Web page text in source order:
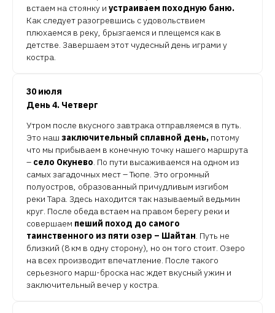
встаем на стоянку и устраиваем походную баню.
Как следует разогревшись с удовольствием
плюхаемся в реку, брызгаемся и плещемся как в
детстве. Завершаем этот чудесный день играми у
костра.
30 июля
День 4. Четверг
Утром после вкусного завтрака отправляемся в путь.
Это наш заключительный сплавной день, потому
что мы прибываем в конечную точку нашего маршрута
– село Окунево. По пути высаживаемся на одном из
самых загадочных мест – Тюпе. Это огромный
полуостров, образованный причудливым изгибом
реки Тара. Здесь находится так называемый ведьмин
круг. После обеда встаем на правом берегу реки и
совершаем пеший поход до самого
таинственного из пяти озер – Шайтан. Путь не
близкий (8 км в одну сторону), но он того стоит. Озеро
на всех производит впечатление. После такого
серьезного марш-броска нас ждет вкусный ужин и
заключительный вечер у костра.